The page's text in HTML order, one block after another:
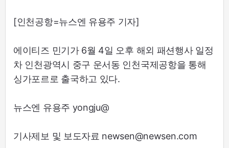
[인천공항=뉴스엔 유용주 기자]
에이티즈 민기가 6월 4일 오후 해외 패션행사 일정
차 인천광역시 중구 운서동 인천국제공항을 통해
싱가포르로 출국하고 있다.
뉴스엔 유용주 yongju@
기사제보 및 보도자료 newsen@newsen.com